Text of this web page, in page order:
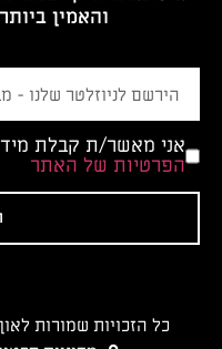
והאמין
אני מאשר/ת קבלת
הפרטיות של האתר
כל הזכויות שמורות